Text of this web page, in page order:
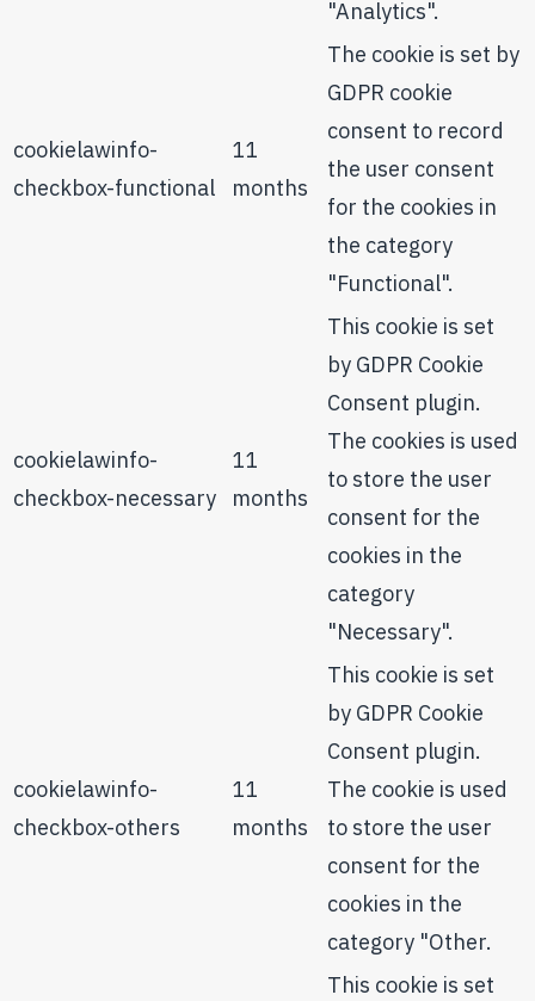
"Analytics".
cookielawinfo-
checkbox-functional
11
months
The cookie is set by
GDPR cookie
consent to record
the user consent
for the cookies in
the category
"Functional".
cookielawinfo-
checkbox-necessary
11
months
This cookie is set
by GDPR Cookie
Consent plugin.
The cookies is used
to store the user
consent for the
cookies in the
category
"Necessary".
cookielawinfo-
checkbox-others
11
months
This cookie is set
by GDPR Cookie
Consent plugin.
The cookie is used
to store the user
consent for the
cookies in the
category "Other.
This cookie is set